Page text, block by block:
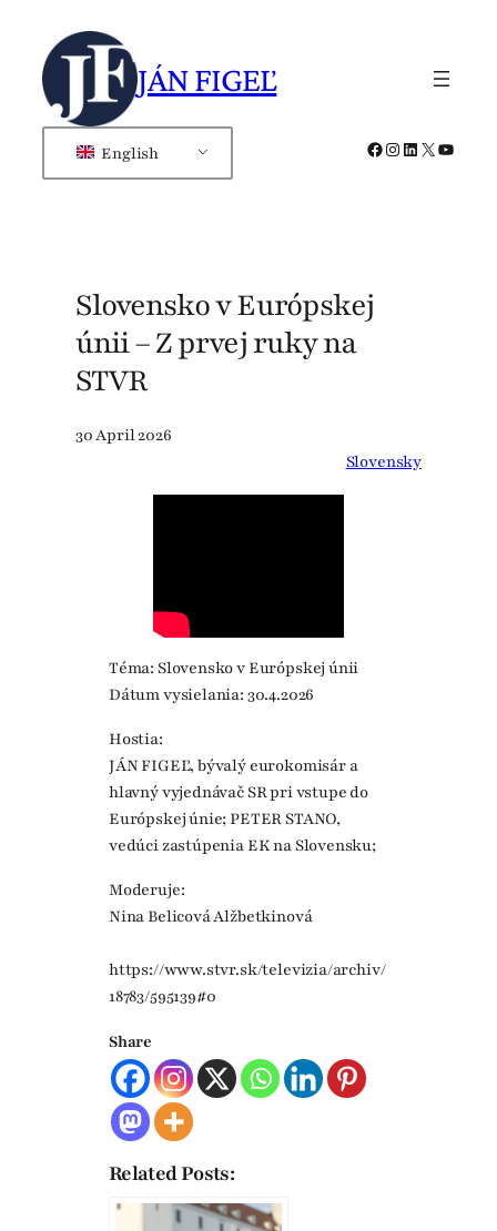
content
JÁN FIGEĽ
English Facebook
Instagram
LinkedIn
X
Slovensko v Európskej
únii – Z prvej ruky na
STVR
30 April 2026
Slovensky
Téma: Slovensko v Európskej únii
Dátum vysielania: 30.4.2026
Hostia:
JÁN FIGEĽ, bývalý eurokomisár a
hlavný vyjednávač SR pri vstupe do
Európskej únie; PETER STANO,
vedúci zastúpenia EK na Slovensku;
Moderuje:
Nina Belicová Alžbetkinová
https://www.stvr.sk/televizia/archiv/
18783/595139#0
Share
Related Posts: